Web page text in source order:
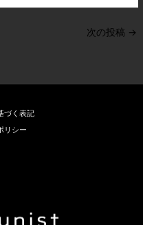
次の投稿 →
づく表記
リシー